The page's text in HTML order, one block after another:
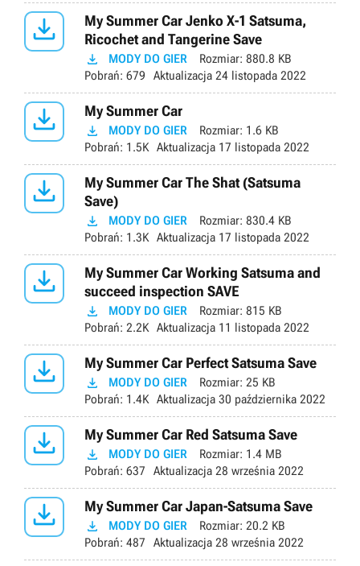

My Summer Car Jenko X-1 Satsuma,
Ricochet and Tangerine Save
 MODY DO GIER Rozmiar: 880.8 KB
Pobrań: 679 Aktualizacja 24 listopada 2022
 My Summer Car
 MODY DO GIER Rozmiar: 1.6 KB
Pobrań: 1.5K Aktualizacja 17 listopada 2022

My Summer Car The Shat (Satsuma
Save)
 MODY DO GIER Rozmiar: 830.4 KB
Pobrań: 1.3K Aktualizacja 17 listopada 2022

My Summer Car Working Satsuma and
succeed inspection SAVE
 MODY DO GIER Rozmiar: 815 KB
Pobrań: 2.2K Aktualizacja 11 listopada 2022
 My Summer Car Perfect Satsuma Save
 MODY DO GIER Rozmiar: 25 KB
Pobrań: 1.4K Aktualizacja 30 października 2022
 My Summer Car Red Satsuma Save
 MODY DO GIER Rozmiar: 1.4 MB
Pobrań: 637 Aktualizacja 28 września 2022
 My Summer Car Japan-Satsuma Save
 MODY DO GIER Rozmiar: 20.2 KB
Pobrań: 487 Aktualizacja 28 września 2022